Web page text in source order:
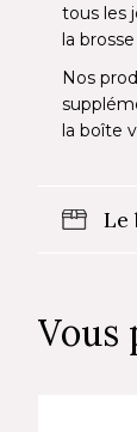
tous les
la
Nos
la boîte
Le
Vous